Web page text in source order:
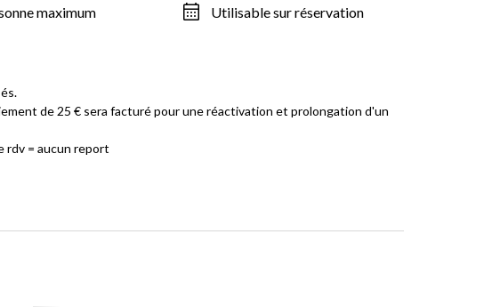
maximum Utilisable sur réservation
de 25 € sera facturé pour une réactivation et prolongation d'un
rdv = aucun report